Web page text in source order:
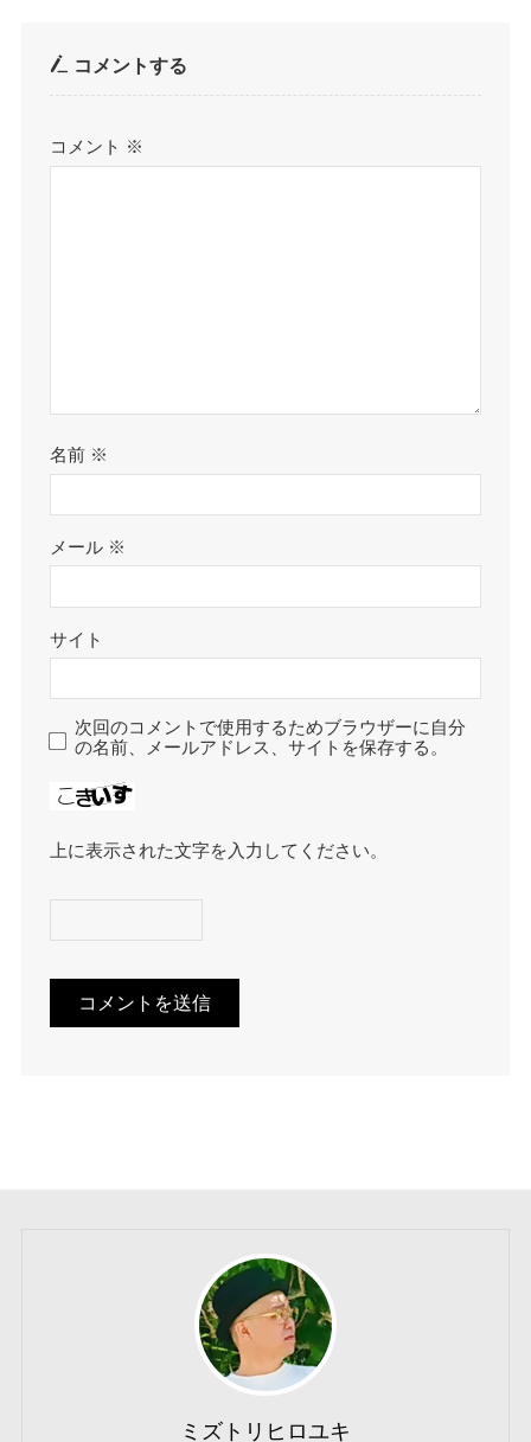
コメントする
コメント ※
名前 ※
メール ※
サイト
次回のコメントで使用するためブラウザーに自分
の名前、メールアドレス、サイトを保存する。
上に表示された文字を入力してください。
ミズトリヒロユキ